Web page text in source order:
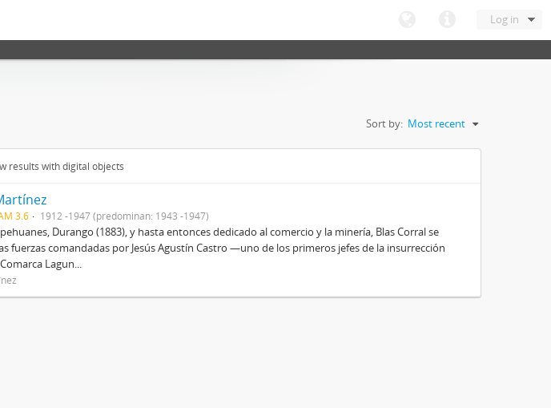
Log in
Sort by: Most recent
results with digital objects
3.6 1912 -1947 (predominan: 1943 -1947)
Durango (1883), y hasta entonces dedicado al comercio y la minería, Blas Corral se
fuerzas comandadas por Jesús Agustín Castro —uno de los primeros jefes de la insurrección
Lagun...